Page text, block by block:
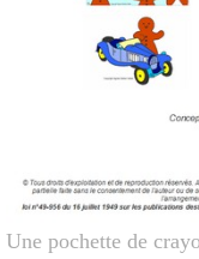
Une pochette de